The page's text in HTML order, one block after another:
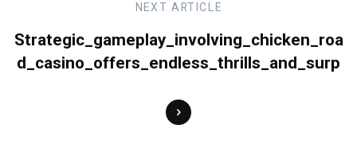
NEXT ARTICLE
Strategic_gameplay_involving_chicken_roa
d_casino_offers_endless_thrills_and_surp